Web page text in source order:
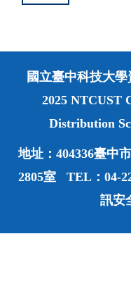
國立臺中科技大
2025 NTCUST
Distribution
地址：404336臺中
2805室 TEL：04-
訊安